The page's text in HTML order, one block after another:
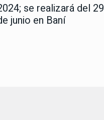
se realizará del 29
junio en Baní